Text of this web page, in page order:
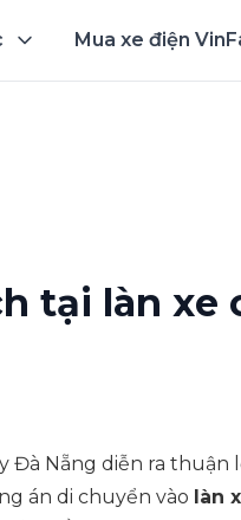
Mua xe điện
tại làn xe
Đà Nẵng diễn ra thuận
án di chuyển vào làn